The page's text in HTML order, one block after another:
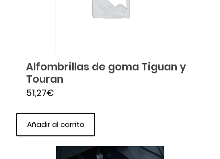
Alfombrillas de goma Tiguan y
Touran
51,27€
Añadir al carrito